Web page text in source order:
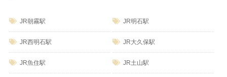
JR朝霧駅 JR明石駅
JR西明石駅 JR大久保駅
JR魚住駅 JR土山駅